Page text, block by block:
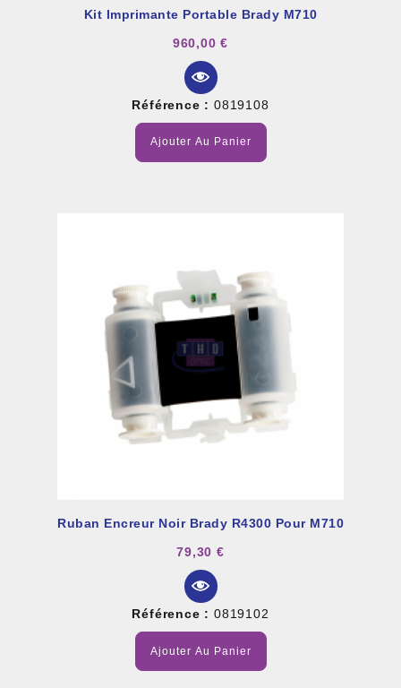
Kit Imprimante Portable Brady M710
960,00 €
Référence : 0819108
Ajouter Au Panier
Ruban Encreur Noir Brady R4300 Pour M710
79,30 €
Référence : 0819102
Ajouter Au Panier